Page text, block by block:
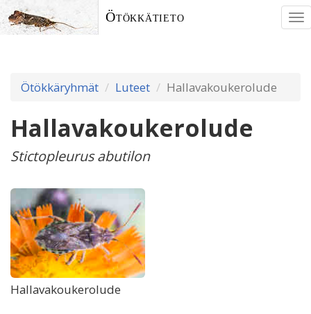
Ötökkätieto
Ötökkäryhmät Luteet Hallavakoukerolude
Hallavakoukerolude
Stictopleurus abutilon
Hallavakoukerolude